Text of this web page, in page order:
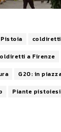
coldiretti
a Firenze
G20: in
Piante pistoiesi